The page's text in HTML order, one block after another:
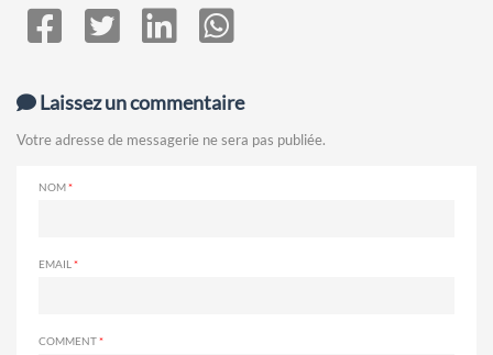
Laissez un commentaire
Votre adresse de messagerie ne sera pas publiée.
NOM
EMAIL
COMMENT